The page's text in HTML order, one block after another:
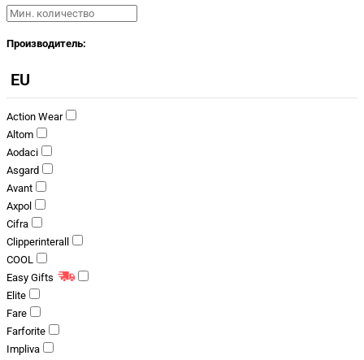
Производитель:
EU
Action Wear
Altom
Aodaci
Asgard
Avant
Axpol
Cifra
Clipperinterall
COOL
Easy Gifts
Elite
Fare
Farforite
Impliva